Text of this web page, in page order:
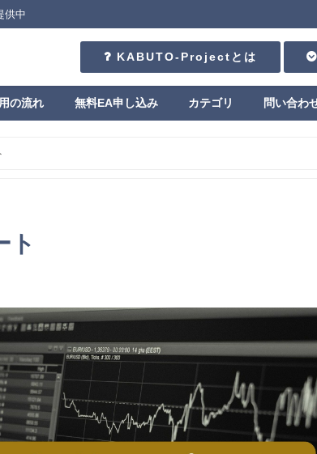
供中
KABUTO-Projectとは
の流れ 無料EA申し込み カテゴリ 問い合わ
ト